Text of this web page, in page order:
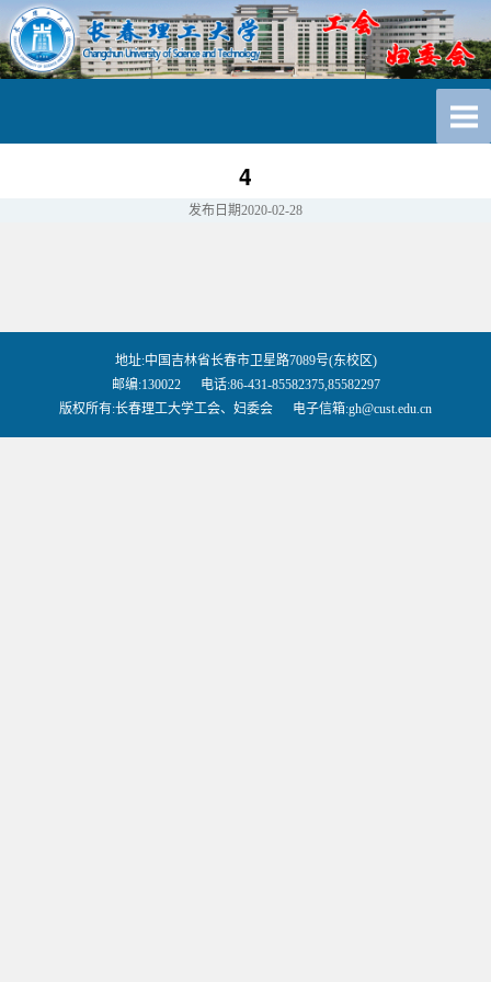
4
发布日期2020-02-28
地址:中国吉林省长春市卫星路7089号(东校区)
邮编:130022 电话:86-431-85582375,85582297
版权所有:长春理工大学工会、妇委会 电子信箱:gh@cust.edu.cn